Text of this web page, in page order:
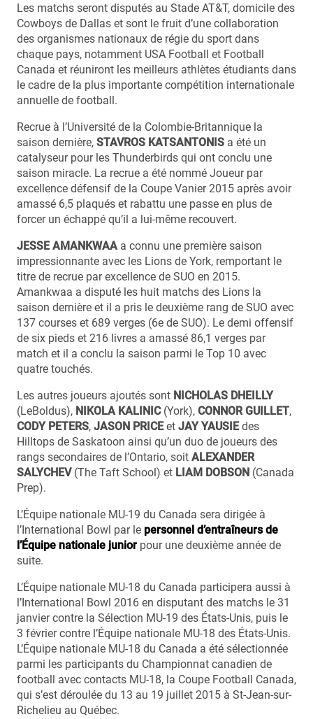
Les matchs seront disputés au Stade AT&T, domicile des
Cowboys de Dallas et sont le fruit d’une collaboration
des organismes nationaux de régie du sport dans
chaque pays, notamment USA Football et Football
Canada et réuniront les meilleurs athlètes étudiants dans
le cadre de la plus importante compétition internationale
annuelle de football.
Recrue à l’Université de la Colombie-Britannique la
saison dernière, STAVROS KATSANTONIS a été un
catalyseur pour les Thunderbirds qui ont conclu une
saison miracle. La recrue a été nommé Joueur par
excellence défensif de la Coupe Vanier 2015 après avoir
amassé 6,5 plaqués et rabattu une passe en plus de
forcer un échappé qu’il a lui-même recouvert.
JESSE AMANKWAA a connu une première saison
impressionnante avec les Lions de York, remportant le
titre de recrue par excellence de SUO en 2015.
Amankwaa a disputé les huit matchs des Lions la
saison dernière et il a pris le deuxième rang de SUO avec
137 courses et 689 verges (6e de SUO). Le demi offensif
de six pieds et 216 livres a amassé 86,1 verges par
match et il a conclu la saison parmi le Top 10 avec
quatre touchés.
Les autres joueurs ajoutés sont NICHOLAS DHEILLY
(LeBoldus), NIKOLA KALINIC(York), CONNOR GUILLET,
CODY PETERS, JASON PRICEet JAY YAUSIEdes
Hilltops de Saskatoon ainsi qu’un duo de joueurs des
rangs secondaires de l’Ontario, soit ALEXANDER
SALYCHEV(The Taft School) et LIAM DOBSON (Canada
Prep).
L’Équipe nationale MU-19 du Canada sera dirigée à
l’International Bowl par le personnel d’entraîneurs de
l’Équipe nationale junior pour une deuxième année de
suite.
L’Équipe nationale MU-18 du Canada participera aussi à
l’International Bowl 2016 en disputant des matchs le 31
janvier contre la Sélection MU-19 des États-Unis, puis le
3 février contre l’Équipe nationale MU-18 des États-Unis.
L’Équipe nationale MU-18 du Canada a été sélectionnée
parmi les participants du Championnat canadien de
football avec contacts MU-18, la Coupe Football Canada,
qui s’est déroulée du 13 au 19 juillet 2015 à St-Jean-sur-
Richelieu au Québec.